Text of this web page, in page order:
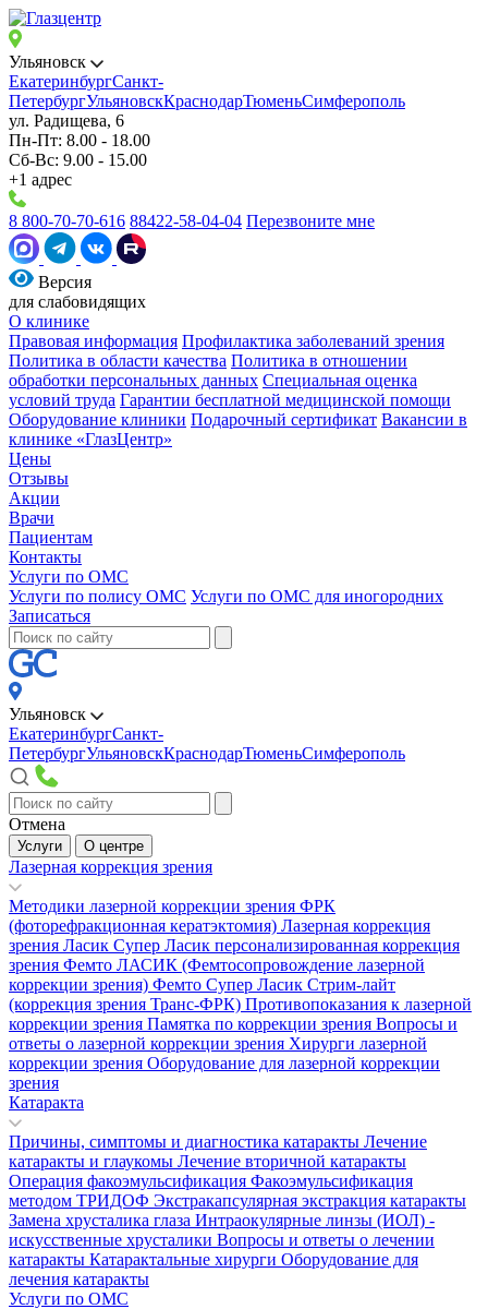
Ульяновск
ЕкатеринбургСанкт-
ПетербургУльяновскКраснодарТюменьСимферополь
ул. Радищева, 6
Пн-Пт: 8.00 - 18.00
Сб-Вс: 9.00 - 15.00
+1 адрес
8 800-70-70-616 88422-58-04-04 Перезвоните мне
Версия
для слабовидящих
О клинике
Правовая информация Профилактика заболеваний зрения
Политика в области качества Политика в отношении
обработки персональных данных Специальная оценка
условий труда Гарантии бесплатной медицинской помощи
Оборудование клиники Подарочный сертификат Вакансии в
клинике «ГлазЦентр»
Цены
Отзывы
Акции
Врачи
Пациентам
Контакты
Услуги по ОМС
Услуги по полису ОМС Услуги по ОМС для иногородних
Записаться
Ульяновск
ЕкатеринбургСанкт-
ПетербургУльяновскКраснодарТюменьСимферополь
Отмена
Услуги О центре
Лазерная коррекция зрения
Методики лазерной коррекции зрения ФРК
(фоторефракционная кератэктомия) Лазерная коррекция
зрения Ласик Супер Ласик персонализированная коррекция
зрения Фемто ЛАСИК (Фемтосопровождение лазерной
коррекции зрения) Фемто Супер Ласик Стрим-лайт
(коррекция зрения Транс-ФРК) Противопоказания к лазерной
коррекции зрения Памятка по коррекции зрения Вопросы и
ответы о лазерной коррекции зрения Хирурги лазерной
коррекции зрения Оборудование для лазерной коррекции
зрения
Катаракта
Причины, симптомы и диагностика катаракты Лечение
катаракты и глаукомы Лечение вторичной катаракты
Операция факоэмульсификация Факоэмульсификация
методом ТРИДОФ Экстракапсулярная экстракция катаракты
Замена хрусталика глаза Интраокулярные линзы (ИОЛ) -
искусственные хрусталики Вопросы и ответы о лечении
катаракты Катарактальные хирурги Оборудование для
лечения катаракты
Услуги по ОМС